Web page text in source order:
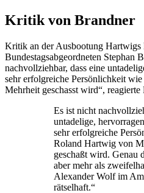
Kritik von Brandner
Kritik an der Ausbootung
Bundestagsabgeordneten Stephan
nachvollziehbar, dass eine
sehr erfolgreiche Persönlichkeit
Mehrheit geschasst wird“,
Es ist nicht
untadelige,
sehr erfolgreiche
Roland Hartwig von
geschaßt wird. Genau
aber mehr als
Alexander Wolf im
rätselhaft.“